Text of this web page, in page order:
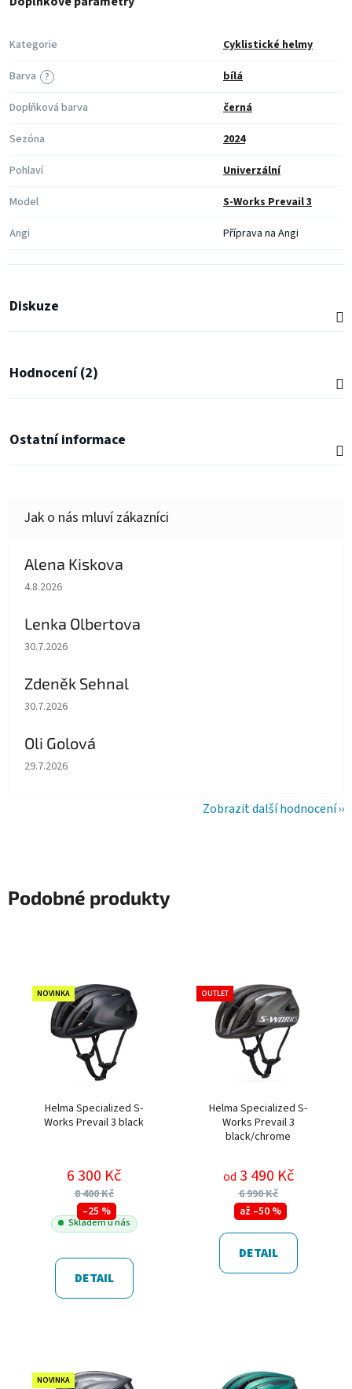
Kategorie Cyklistické helmy
?
Barva
bílá
Doplňková barva
černá
Sezóna
2024
Pohlaví
Univerzální
Model
S-Works Prevail 3
Angi
Příprava na Angi
Diskuze
Hodnocení (2)
Ostatní informace
Alena Kiskova
Hodnocení obchodu je 5 z 5 hvězdiček.
4.8.2026
Lenka Olbertova
Hodnocení obchodu je 5 z 5 hvězdiček.
30.7.2026
Zdeněk Sehnal
Hodnocení obchodu je 5 z 5 hvězdiček.
30.7.2026
Oli Golová
Hodnocení obchodu je 5 z 5 hvězdiček.
29.7.2026
Zobrazit další hodnocení
Podobné produkty
NOVINKA
Helma Specialized S-
Works Prevail 3 black
6 300 Kč
8 400 Kč
–25 %
Skladem u nás
DETAIL
OUTLET
Helma Specialized S-
Works Prevail 3
black/chrome
od 3 490 Kč
6 990 Kč
až –50 %
DETAIL
NOVINKA